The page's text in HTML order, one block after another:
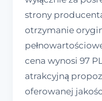
strony
otrzymanie
cena wynosi 97
atrakcyjną
oferowanej